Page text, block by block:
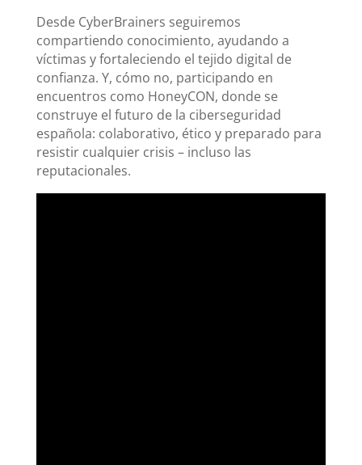
Desde CyberBrainers seguiremos
compartiendo conocimiento, ayudando a
víctimas y fortaleciendo el tejido digital de
confianza. Y, cómo no, participando en
encuentros como HoneyCON, donde se
construye el futuro de la ciberseguridad
española: colaborativo, ético y preparado para
resistir cualquier crisis – incluso las
reputacionales.